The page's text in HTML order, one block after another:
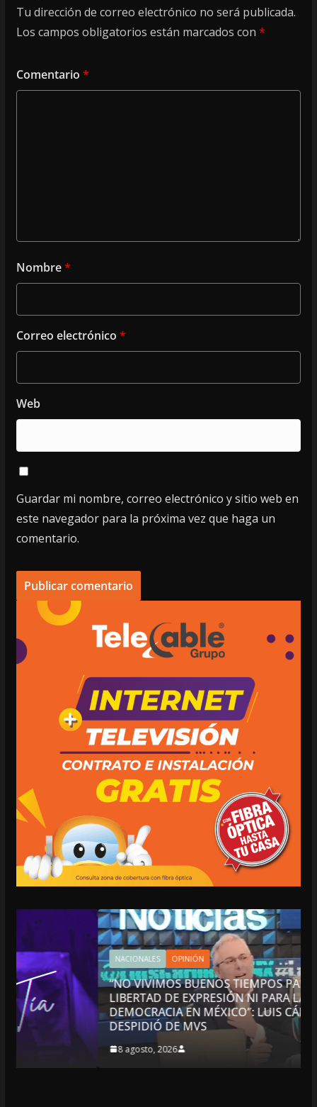
Tu dirección de correo electrónico no será publicada.
Los campos obligatorios están marcados con *
Comentario *
Nombre*
Correo electrónico *
Web
Guardar mi nombre, correo electrónico y sitio web en
este navegador para la próxima vez que haga un
comentario.
NACIONALES OPINIÓN
“NO VIVIMOS BUENOS TIEMPOS PARA LA
LIBERTAD DE EXPRESIÓN NI PARA LA
DEMOCRACIA EN MÉXICO”: LUIS CÁRDENAS; SE
DESPIDIÓ DE MVS
8 agosto, 2026